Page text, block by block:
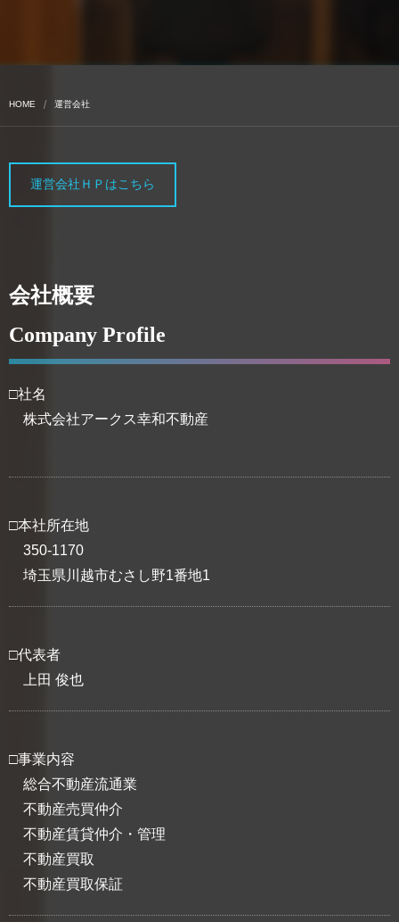
HOME 運営会社
運営会社ＨＰはこちら
会社概要
Company Profile
□社名
株式会社アークス幸和不動産
□本社所在地
350-1170
埼玉県川越市むさし野1番地1
□代表者
上田 俊也
□事業内容
総合不動産流通業
不動産売買仲介
不動産賃貸仲介・管理
不動産買取
不動産買取保証